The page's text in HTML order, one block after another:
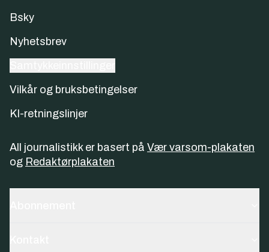
Bsky
Nyhetsbrev
Vilkår og bruksbetingelser
KI-retningslinjer
All journalistikk er basert på Vær varsom-plakaten
og Redaktørplakaten